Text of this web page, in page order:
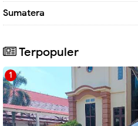
Sumatera
Terpopuler